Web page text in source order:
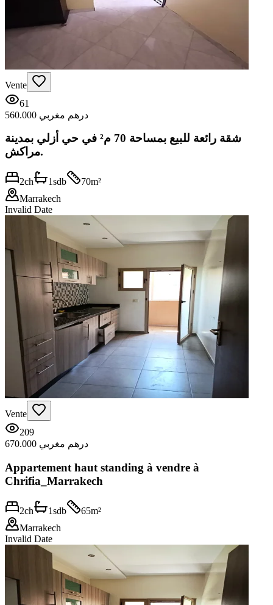
Vente
61
560.000 درهم مغربي
شقة رائعة للبيع بمساحة 70 م² في حي أزلي بمدينة
مراكش.
2ch 1sdb 70m²
Marrakech
Invalid Date
Vente
209
670.000 درهم مغربي
Appartement haut standing à vendre à
Chrifia_Marrakech
2ch 1sdb 65m²
Marrakech
Invalid Date